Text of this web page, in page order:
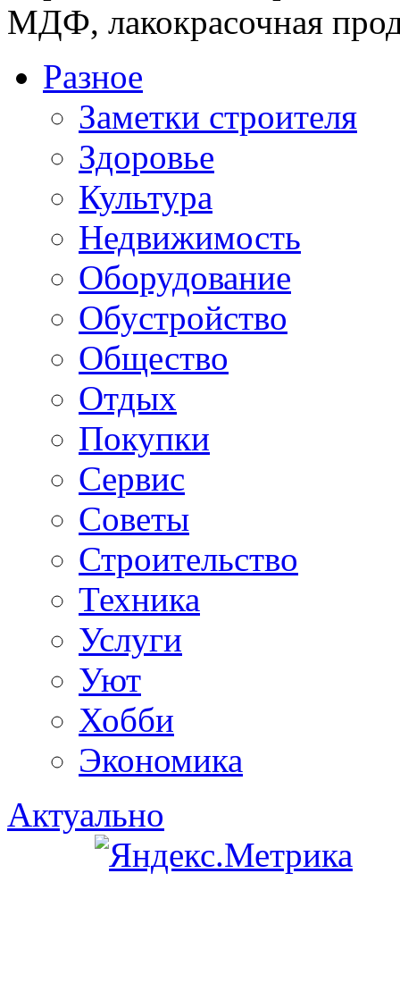
МДФ, лакокрасочная
Разное
Заметки строителя
Здоровье
Культура
Недвижимость
Оборудование
Обустройство
Общество
Отдых
Покупки
Сервис
Советы
Строительство
Техника
Услуги
Уют
Хобби
Экономика
Актуально